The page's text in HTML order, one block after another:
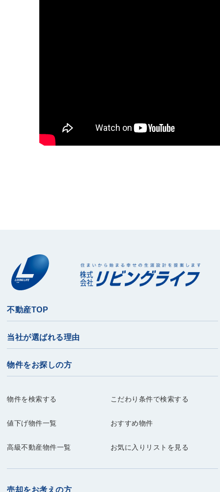
不動産TOP
当社が選ばれる理由
物件をお探しの方
物件を検索する こだわり条件で検索する
値下げ物件一覧 おすすめ物件
高級不動産物件一覧 お気に入りリストを見る
売却をお考えの方